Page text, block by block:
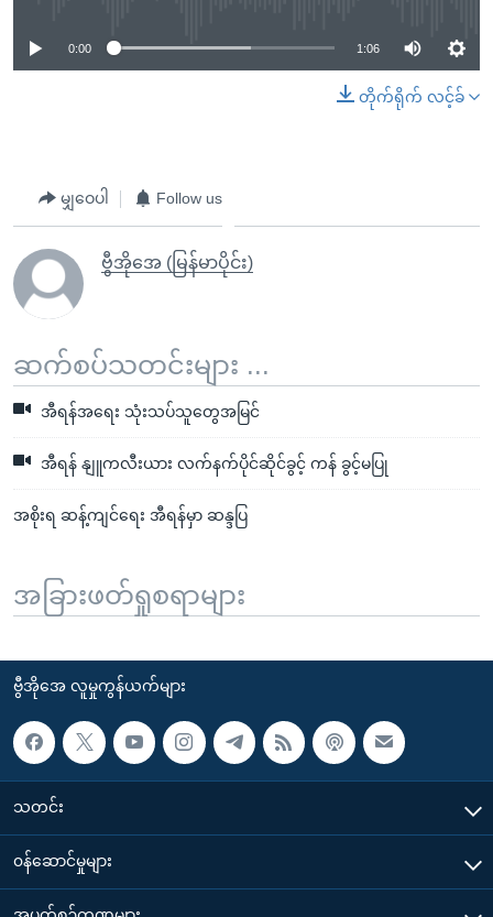
0:00 1:06
တိုက်ရိုက် လင့်ခ်
မျှဝေပါ Follow us
ဗွီအိုအေ (မြန်မာပိုင်း)
ဆက်စပ်သတင်းများ ...
အီရန်အရေး သုံးသပ်သူတွေအမြင်
အီရန် နျူကလီးယား လက်နက်ပိုင်ဆိုင်ခွင့် ကန် ခွင့်မပြု
အစိုးရ ဆန့်ကျင်ရေး အီရန်မှာ ဆန္ဒပြ
အခြားဖတ်ရှုစရာများ
ဗွီအိုအေ လူမှုကွန်ယက်များ
သတင်း
၀န်ဆောင်မှုများ